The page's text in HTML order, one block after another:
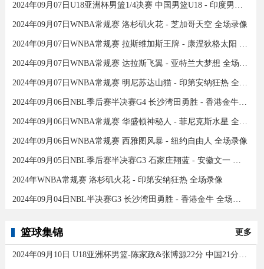
2024年09月07日U18亚洲杯男篮1/4决赛 中国男篮U18 - 印度男篮U18 录像
2024年09月07日WNBA常规赛 洛杉矶火花 - 芝加哥天空 全场录像
2024年09月07日WNBA常规赛 拉斯维加斯王牌 - 康涅狄格太阳 全场录像
2024年09月07日WNBA常规赛 达拉斯飞翼 - 亚特兰大梦想 全场录像
2024年09月07日WNBA常规赛 明尼苏达山猫 - 印第安纳狂热 全场录像
2024年09月06日NBL季后赛半决赛G4 长沙湾田勇胜 - 香港金牛 全场录像
2024年09月06日WNBA常规赛 华盛顿神秘人 - 菲尼克斯水星 全场录像
2024年09月06日WNBA常规赛 西雅图风暴 - 纽约自由人 全场录像
2024年09月05日NBL季后赛半决赛G3 石家庄翔蓝 - 安徽文一 全场录像
2024年WNBA常规赛 洛杉矶火花 - 印第安纳狂热 全场录像
2024年09月04日NBL半决赛G3 长沙湾田勇胜 - 香港金牛 全场录像
篮球集锦 更多
2024年09月10日 U18亚洲杯男篮-陈家政&张博源22分 中国21分大胜约旦夺季军！